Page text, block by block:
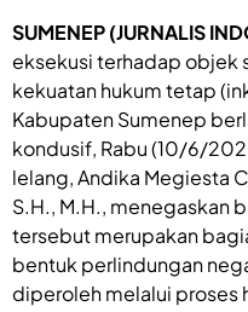
SUMENEP (JURNALIS
eksekusi terhadap objek
kekuatan hukum tetap
Kabupaten Sumenep
kondusif, Rabu (10/6/
lelang, Andika Megiesta
S.H., M.H., menegaskan
tersebut merupakan
bentuk perlindungan
diperoleh melalui proses